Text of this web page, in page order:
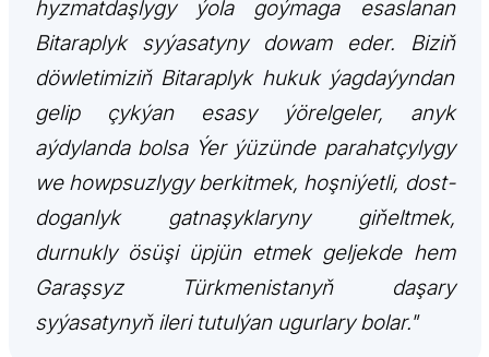
hyzmatdaşlygy ýola goýmaga esaslanan
Bitaraplyk syýasatyny dowam eder. Biziň
döwletimiziň Bitaraplyk hukuk ýagdaýyndan
gelip çykýan esasy ýörelgeler, anyk
aýdylanda bolsa Ýer ýüzünde parahatçylygy
we howpsuzlygy berkitmek, hoşniýetli, dost-
doganlyk gatnaşyklaryny giňeltmek,
durnukly ösüşi üpjün etmek geljekde hem
Garaşsyz Türkmenistanyň daşary
syýasatynyň ileri tutulýan ugurlary bolar."